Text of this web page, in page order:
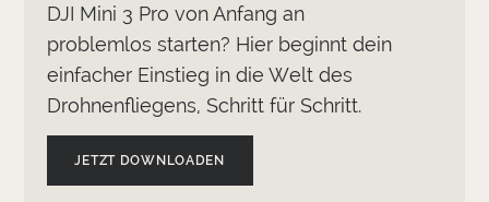
DJI Mini 3 Pro von Anfang an
problemlos starten? Hier beginnt dein
einfacher Einstieg in die Welt des
Drohnenfliegens, Schritt für Schritt.
JETZT DOWNLOADEN